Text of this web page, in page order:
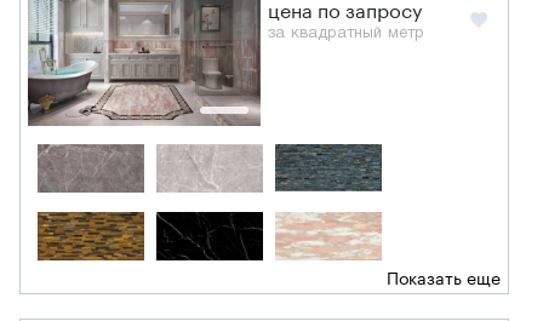
цена по запросу
за квадратный метр
Показать еще